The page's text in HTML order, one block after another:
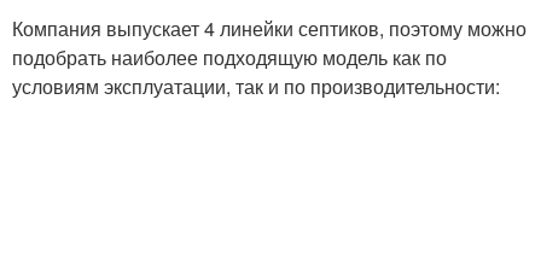
Компания выпускает 4 линейки септиков, поэтому можно
подобрать наиболее подходящую модель как по
условиям эксплуатации, так и по производительности: